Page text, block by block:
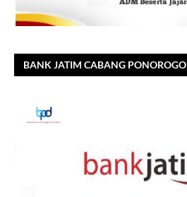
BANK JATIM CABANG PONOROGO